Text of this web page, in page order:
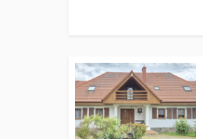
GORZÓW
WIELKOPOLSKI